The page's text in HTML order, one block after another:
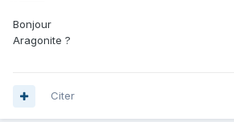
Bonjour
Aragonite ?
Citer